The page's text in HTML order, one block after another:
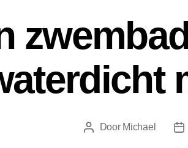
Berichtauteur
Door Michael